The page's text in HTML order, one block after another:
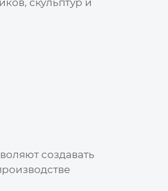
создавать